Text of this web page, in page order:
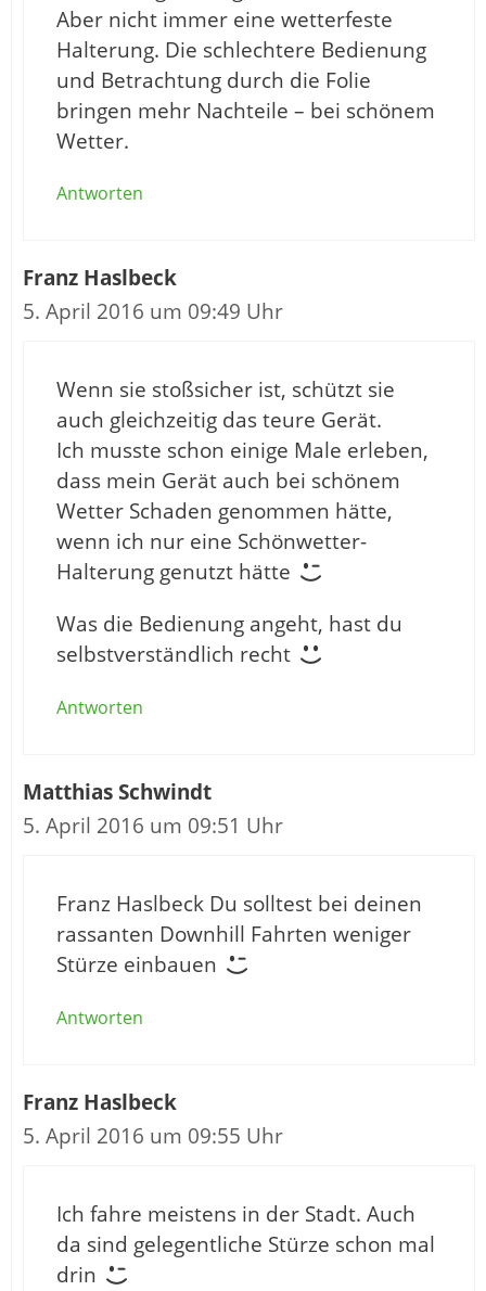
Aber nicht immer eine wetterfeste
Halterung. Die schlechtere Bedienung
und Betrachtung durch die Folie
bringen mehr Nachteile – bei schönem
Wetter.
Antworten
Franz Haslbeck
5. April 2016 um 09:49 Uhr
Wenn sie stoßsicher ist, schützt sie
auch gleichzeitig das teure Gerät.
Ich musste schon einige Male erleben,
dass mein Gerät auch bei schönem
Wetter Schaden genommen hätte,
wenn ich nur eine Schönwetter-
Halterung genutzt hätte
Was die Bedienung angeht, hast du
selbstverständlich recht
Antworten
Matthias Schwindt
5. April 2016 um 09:51 Uhr
Franz Haslbeck Du solltest bei deinen
rassanten Downhill Fahrten weniger
Stürze einbauen
Antworten
Franz Haslbeck
5. April 2016 um 09:55 Uhr
Ich fahre meistens in der Stadt. Auch
da sind gelegentliche Stürze schon mal
drin